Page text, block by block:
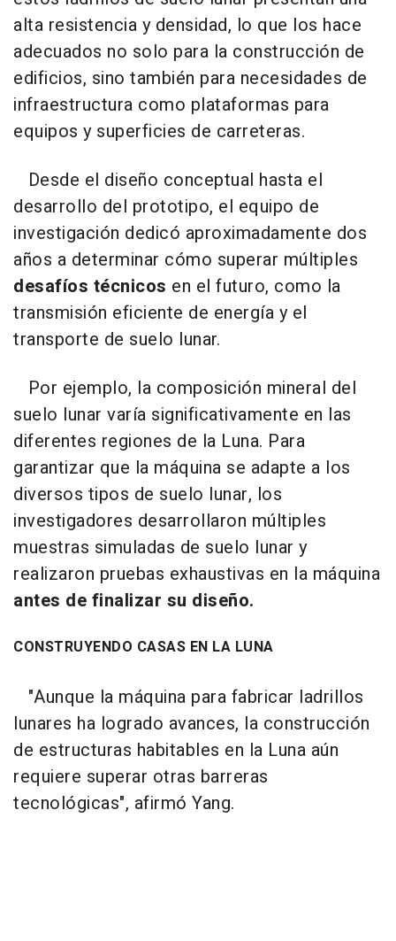
alta resistencia y densidad, lo que los hace
adecuados no solo para la construcción de
edificios, sino también para necesidades de
infraestructura como plataformas para
equipos y superficies de carreteras.
Desde el diseño conceptual hasta el
desarrollo del prototipo, el equipo de
investigación dedicó aproximadamente dos
años a determinar cómo superar múltiples
desafíos técnicos en el futuro, como la
transmisión eficiente de energía y el
transporte de suelo lunar.
Por ejemplo, la composición mineral del
suelo lunar varía significativamente en las
diferentes regiones de la Luna. Para
garantizar que la máquina se adapte a los
diversos tipos de suelo lunar, los
investigadores desarrollaron múltiples
muestras simuladas de suelo lunar y
realizaron pruebas exhaustivas en la máquina
antes de finalizar su diseño.
CONSTRUYENDO CASAS EN LA LUNA
"Aunque la máquina para fabricar ladrillos
lunares ha logrado avances, la construcción
de estructuras habitables en la Luna aún
requiere superar otras barreras
tecnológicas", afirmó Yang.